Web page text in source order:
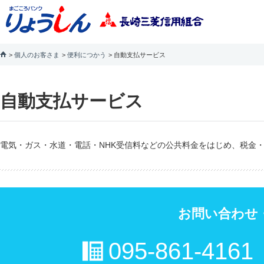
個人のお客さま 便利につかう 自動支払サービス
自動支払サービス
電気・ガス・水道・電話・NHK受信料などの公共料金をはじめ、税金
お問い合わせ
095-861-4161